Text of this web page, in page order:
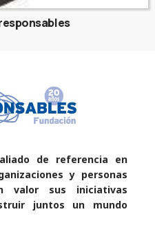
de referencia en
y personas
valor sus iniciativas
juntos un mundo